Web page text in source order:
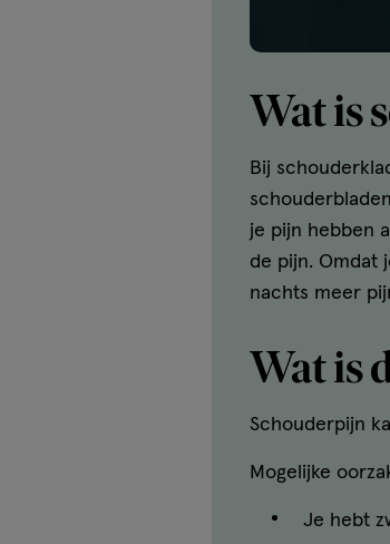
Wat is
Bij
je pijn hebben
de pijn. Omdat
nachts meer
Wat is
Schouderpijn
Mogelijke
Je hebt